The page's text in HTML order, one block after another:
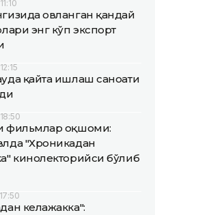
овланган қандай
энг кўп экспорт
қайта ишлаш саноати
фильмлар оқшоми:
"Хроникадан
кинолекторийси бўлиб
келажакка":